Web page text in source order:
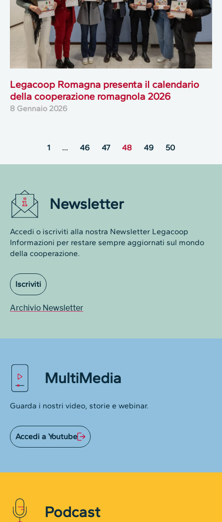
Legacoop Romagna presenta il calendario
della cooperazione romagnola 2026
8 Gennaio 2026
1 … 46 47 48 49 50
Newsletter
Accedi o iscriviti alla nostra Newsletter Legacoop
Informazioni per restare sempre aggiornati sul mondo
della cooperazione.
Iscriviti
Archivio Newsletter
MultiMedia
Guarda i nostri video, storie e webinar.
Accedi a Youtube
Podcast